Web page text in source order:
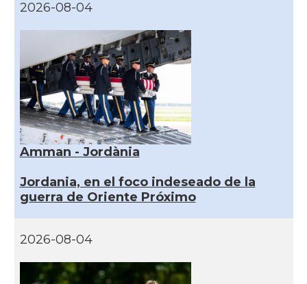
2026-08-04
Amman - Jordània
Jordania, en el foco indeseado de la
guerra de Oriente Próximo
2026-08-04